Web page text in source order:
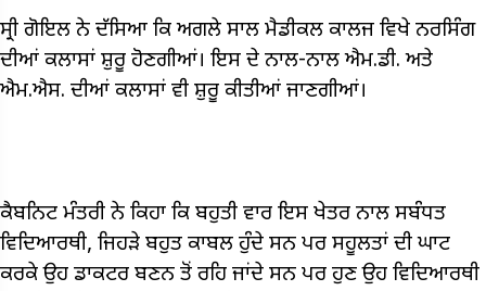
ਸ੍ਰੀ ਗੋਇਲ ਨੇ ਦੱਸਿਆ ਕਿ ਅਗਲੇ ਸਾਲ ਮੈਡੀਕਲ ਕਾਲਜ ਵਿਖੇ ਨਰਸਿੰਗ
ਦੀਆਂ ਕਲਾਸਾਂ ਸ਼ੁਰੂ ਹੋਣਗੀਆਂ। ਇਸ ਦੇ ਨਾਲ-ਨਾਲ ਐਮ.ਡੀ. ਅਤੇ
ਐਮ.ਐਸ. ਦੀਆਂ ਕਲਾਸਾਂ ਵੀ ਸ਼ੁਰੂ ਕੀਤੀਆਂ ਜਾਣਗੀਆਂ।
ਕੈਬਨਿਟ ਮੰਤਰੀ ਨੇ ਕਿਹਾ ਕਿ ਬਹੁਤੀ ਵਾਰ ਇਸ ਖੇਤਰ ਨਾਲ ਸਬੰਧਤ
ਵਿਦਿਆਰਥੀ, ਜਿਹੜੇ ਬਹੁਤ ਕਾਬਲ ਹੁੰਦੇ ਸਨ ਪਰ ਸਹੂਲਤਾਂ ਦੀ ਘਾਟ
ਕਰਕੇ ਉਹ ਡਾਕਟਰ ਬਣਨ ਤੋਂ ਰਹਿ ਜਾਂਦੇ ਸਨ ਪਰ ਹੁਣ ਉਹ ਵਿਦਿਆਰਥੀ